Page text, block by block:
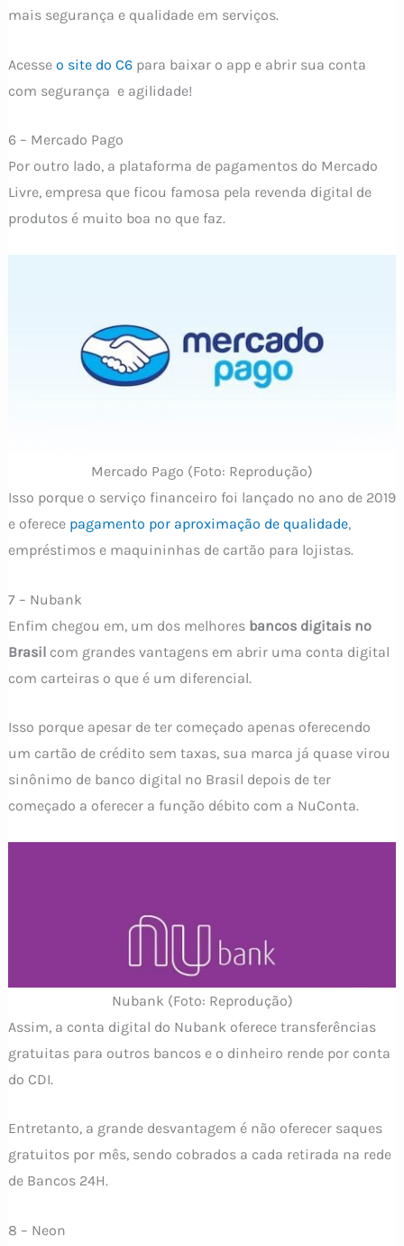
mais segurança e qualidade em serviços.
Acesse o site do C6para baixar o app e abrir sua conta
com segurança e agilidade!
6 – Mercado Pago
Por outro lado, a plataforma de pagamentos do Mercado
Livre, empresa que ficou famosa pela revenda digital de
produtos é muito boa no que faz.
Mercado Pago (Foto: Reprodução)
Isso porque o serviço financeiro foi lançado no ano de 2019
e oferecepagamento por aproximação de qualidade,
empréstimos e maquininhas de cartão para lojistas.
7 – Nubank
Enfim chegou em, um dos melhores bancos digitais no
Brasilcom grandes vantagens em abrir uma conta digital
com carteiras o que é um diferencial.
Isso porque apesar de ter começado apenas oferecendo
um cartão de crédito sem taxas, sua marca já quase virou
sinônimo de banco digital no Brasil depois de ter
começado a oferecer a função débito com a NuConta.
Nubank (Foto: Reprodução)
Assim, a conta digital do Nubank oferece transferências
gratuitas para outros bancos e o dinheiro rende por conta
do CDI.
Entretanto, a grande desvantagem é não oferecer saques
gratuitos por mês, sendo cobrados a cada retirada na rede
de Bancos 24H.
8 – Neon